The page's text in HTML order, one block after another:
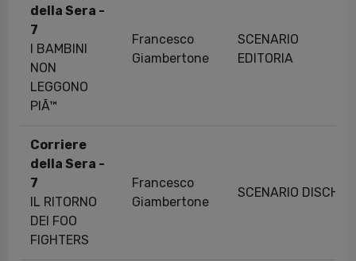
della Sera -
7
I BAMBINI
NON
LEGGONO
PIÃ™
Francesco
Giambertone
SCENARIO
EDITORIA
Corriere
della Sera -
7
IL RITORNO
DEI FOO
FIGHTERS
Francesco
Giambertone
SCENARIO DISCHI